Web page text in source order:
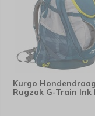
Kurgo
Rugzak G-Train Ink